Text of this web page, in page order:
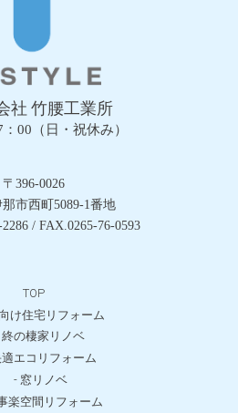
社 竹腰工業所
00（日・祝休み）
〒396-0026
市西町5089-1番地
/ FAX.0265-76-0593
TOP
け住宅リフォーム
終の棲家リノベ
適エコリフォーム
- 窓リノベ
楽空間リフォーム